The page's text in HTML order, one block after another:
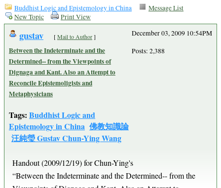
Buddhist Logic and Epistemology in China
Message List
New Topic
Print View
gustav [Mail to Author]
Between the Indeterminate and the
Determined-- from the Viewpoints of
Dignaga and Kant. Also an Attempt to
Reconcile Epistemoligists and
Metaphysicians
Tags: Buddhist Logic and
Epistemology in China 佛教知識論
汪純瑩 Gustav Chun-Ying Wang
December 03, 2009 10:54PM
Posts: 2,388
Handout (2009/12/19) for Chun-Ying's
“Between the Indeterminate and the Determined-- from the